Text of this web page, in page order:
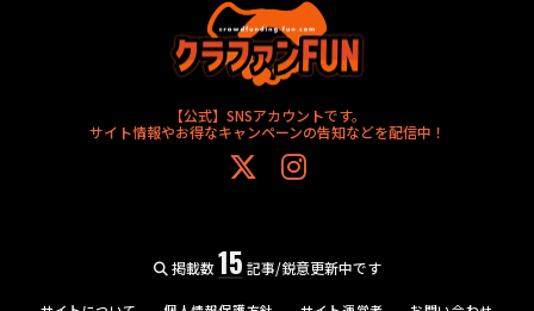
【公式】SNSアカウントです。
サイト情報やお得なキャンペーンの告知などを配信中！
掲載数15 記事/鋭意更新中です